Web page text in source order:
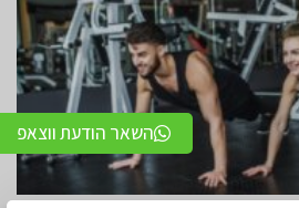
השאר הודעת ווצאפ